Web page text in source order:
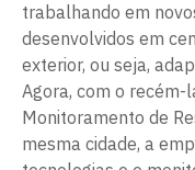
trabalhando em
desenvolvidos em
exterior, ou seja,
Agora, com o
Monitoramento de
mesma cidade, a